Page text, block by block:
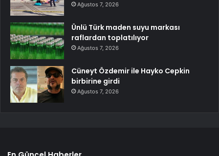
Ağustos 7, 2026
Ünlü Türk maden suyu markası
raflardan toplatılıyor
Ağustos 7, 2026
Cüneyt Özdemir ile Hayko Cepkin
birbirine girdi
Ağustos 7, 2026